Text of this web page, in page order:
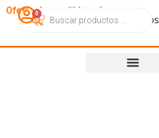
OfertasImperdibles.cl
CatálogoContactoNosotros
0